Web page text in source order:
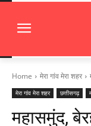
Home मेरा गांव मेरा शहर
मेरा गांव मेरा शहर छत्तीसगढ़
महासमुंद,